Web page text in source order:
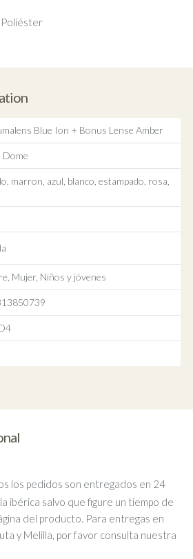
Poliéster
Blue Ion + Bonus Lense Amber
Dome
marron, azul, blanco, estampado, rosa,
Mujer, Niños y jóvenes
los pedidos son entregados en 24
ibérica salvo que figure un tiempo de
del producto. Para entregas en
y Melilla, por favor consulta nuestra